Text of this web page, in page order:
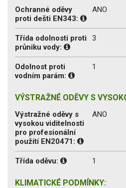
Ochranné oděvy
proti dešti EN343:
ANO
Třída odolnosti proti
průniku vody:
3
Odolnost proti
vodním parám:
1
VÝSTRAŽNÉ ODĚVY S
Výstražné oděvy s
vysokou viditelnosti
pro profesionální
použití EN20471:
ANO
Třída oděvu: 1
KLIMATICKÉ PODMÍNKY: